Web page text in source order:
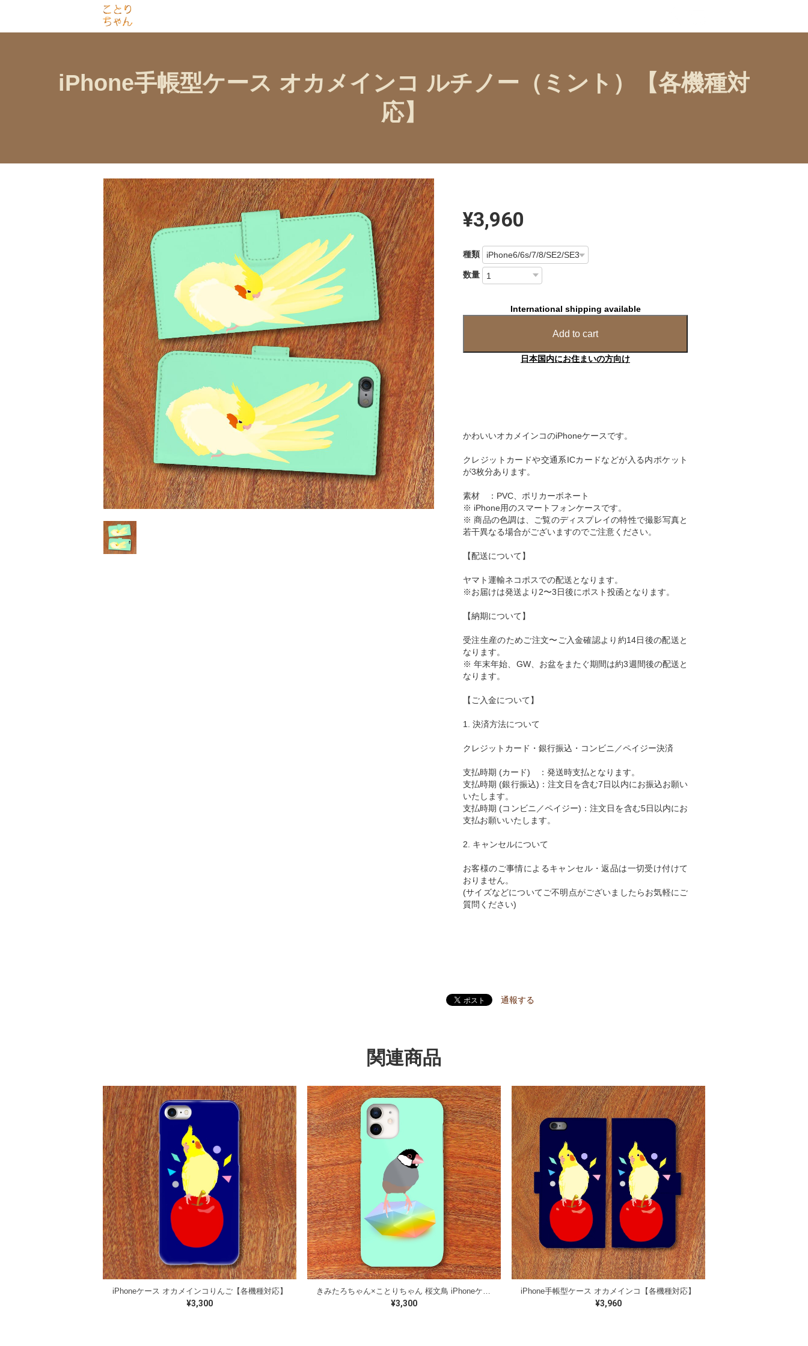
iPhone手帳型ケース オカメインコ ルチノー（ミント）【各機種対
応】
¥3,960
種類
数量
International shipping available
Add to cart
日本国内にお住まいの方向け
かわいいオカメインコのiPhoneケースです。
クレジットカードや交通系ICカードなどが入る内ポケット
が3枚分あります。
素材 ：PVC、ポリカーボネート
※ iPhone用のスマートフォンケースです。
※ 商品の色調は、ご覧のディスプレイの特性で撮影写真と
若干異なる場合がございますのでご注意ください。
【配送について】
ヤマト運輸ネコポスでの配送となります。
※お届けは発送より2〜3日後にポスト投函となります。
【納期について】
受注生産のためご注文〜ご入金確認より約14日後の配送と
なります。
※ 年末年始、GW、お盆をまたぐ期間は約3週間後の配送と
なります。
【ご入金について】
1. 決済方法について
クレジットカード・銀行振込・コンビニ／ペイジー決済
支払時期 (カード) ：発送時支払となります。
支払時期 (銀行振込)：注文日を含む7日以内にお振込お願い
いたします。
支払時期 (コンビニ／ペイジー)：注文日を含む5日以内にお
支払お願いいたします。
2. キャンセルについて
お客様のご事情によるキャンセル・返品は一切受け付けて
おりません。
(サイズなどについてご不明点がございましたらお気軽にご
質問ください)
通報する
関連商品
iPhoneケース オカメインコりんご【各機種対応】
¥3,300
きみたろちゃん×ことりちゃん 桜文鳥 iPhoneケース【各機種対応】
¥3,300
iPhone手帳型ケース オカメインコ【各機種対応】
¥3,960